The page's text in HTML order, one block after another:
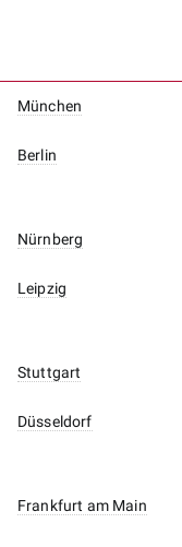
München
Berlin
Nürnberg
Leipzig
Stuttgart
Düsseldorf
Frankfurt am Main